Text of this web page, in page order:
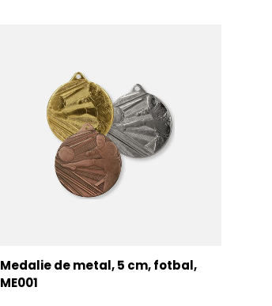
Medalie de metal, 5 cm, fotbal,
ME001